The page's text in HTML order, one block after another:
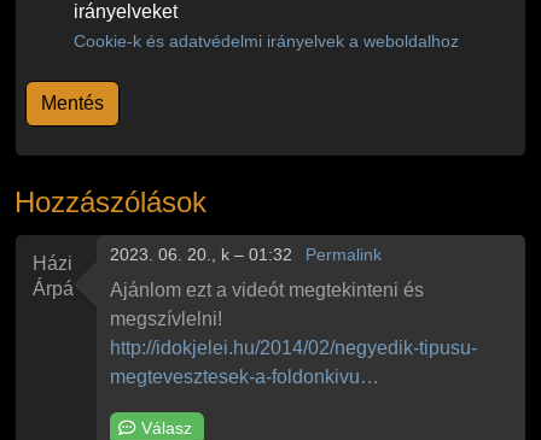
irányelveket
Cookie-k és adatvédelmi irányelvek a weboldalhoz
Hozzászólások
Házi
Árpád
2023. 06. 20., k – 01:32 Permalink
Ajánlom ezt a videót megtekinteni és
megszívlelni!
http://idokjelei.hu/2014/02/negyedik-tipusu-
megtevesztesek-a-foldonkivu…
Válasz